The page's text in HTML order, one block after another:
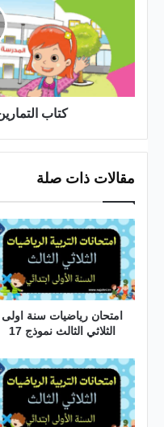
كتاب
مقالات ذات صلة
امتحان رياضيات سنة اولى
الثلاثي الثالث نموذج 17